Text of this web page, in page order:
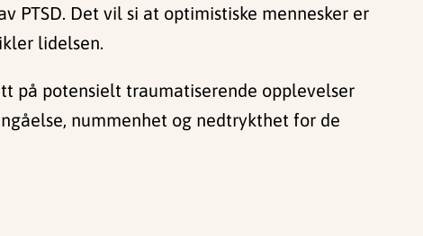
PTSD. Det vil si at optimistiske mennesker er
lidelsen.
på potensielt traumatiserende opplevelser
nummenhet og nedtrykthet for de